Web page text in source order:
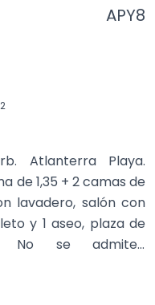
APY8
2
Atlanterra Playa.
de 1,35 + 2 camas de
lavadero, salón con
y 1 aseo, plaza de
se admiten